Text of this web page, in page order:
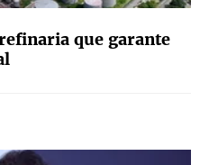
que garante